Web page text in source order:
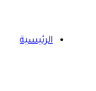
الرئيسية